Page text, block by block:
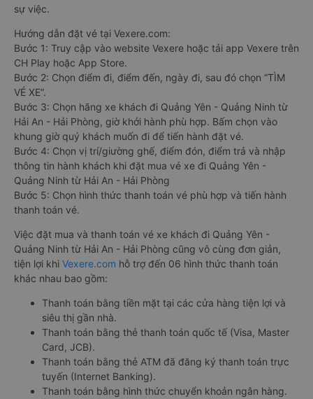
sự việc.
Hướng dẫn đặt vé tại Vexere.com:
Bước 1: Truy cập vào website Vexere hoặc tải app Vexere trên
CH Play hoặc App Store.
Bước 2: Chọn điểm đi, điểm đến, ngày đi, sau đó chọn “TÌM
VÉ XE”.
Bước 3: Chọn hãng xe khách đi Quảng Yên - Quảng Ninh từ
Hải An - Hải Phòng, giờ khởi hành phù hợp. Bấm chọn vào
khung giờ quý khách muốn đi để tiến hành đặt vé.
Bước 4: Chọn vị trí/giường ghế, điểm đón, điểm trả và nhập
thông tin hành khách khi đặt mua vé xe đi Quảng Yên -
Quảng Ninh từ Hải An - Hải Phòng
Bước 5: Chọn hình thức thanh toán vé phù hợp và tiến hành
thanh toán vé.
Việc đặt mua và thanh toán vé xe khách đi Quảng Yên -
Quảng Ninh từ Hải An - Hải Phòng cũng vô cùng đơn giản,
tiện lợi khi Vexere.com hỗ trợ đến 06 hình thức thanh toán
khác nhau bao gồm:
Thanh toán bằng tiền mặt tại các cửa hàng tiện lợi và
siêu thị gần nhà.
Thanh toán bằng thẻ thanh toán quốc tế (Visa, Master
Card, JCB).
Thanh toán bằng thẻ ATM đã đăng ký thanh toán trực
tuyến (Internet Banking).
Thanh toán bằng hình thức chuyển khoản ngân hàng.